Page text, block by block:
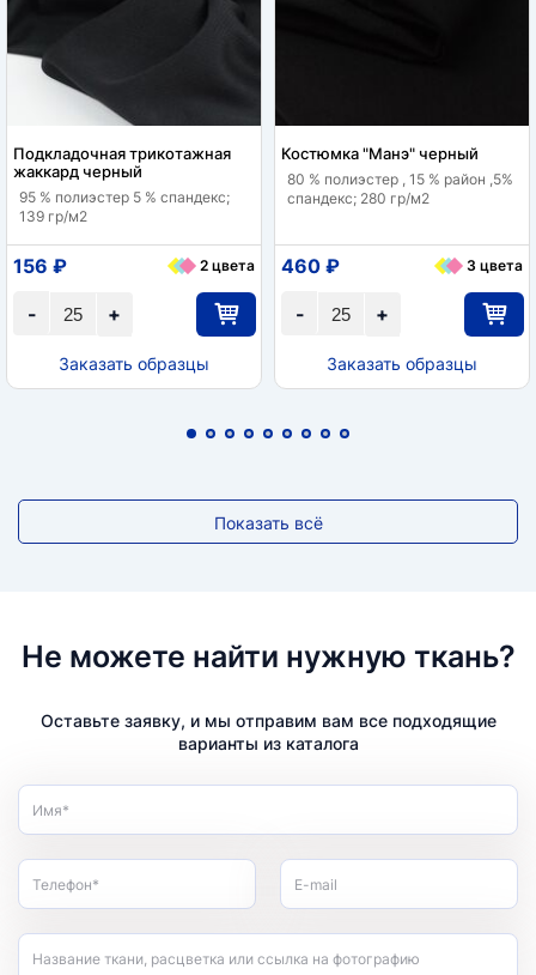
Подкладочная трикотажная
жаккард черный
95 % полиэстер 5 % спандекс;
139 гр/м2
+
-
156 ₽ 2 цвета
Заказать образцы
Костюмка "Манэ" черный
80 % полиэстер , 15 % район ,5%
спандекс; 280 гр/м2
+
-
460 ₽ 3 цвета
Заказать образцы
Показать всё
Не можете найти нужную ткань?
Оставьте заявку, и мы отправим вам все подходящие
варианты из каталога
Имя*
Телефон* E-mail
Название ткани, расцветка или ссылка на фотографию